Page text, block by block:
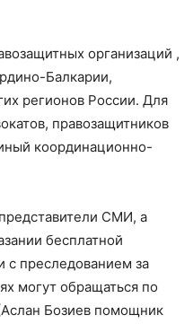
организаций ,
Балкарии,
регионов России. Для
правозащитников
координационно-
СМИ, а
бесплатной
с преследованием за
могут обращаться по
Бозиев помощник